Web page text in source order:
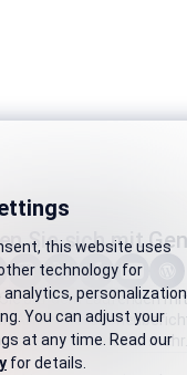
Sie sich mit
auf dem Laufenden
Artikeln,
und mehr.
this website uses
technology for
personalization
You can adjust your
at any time. Read our
for details.